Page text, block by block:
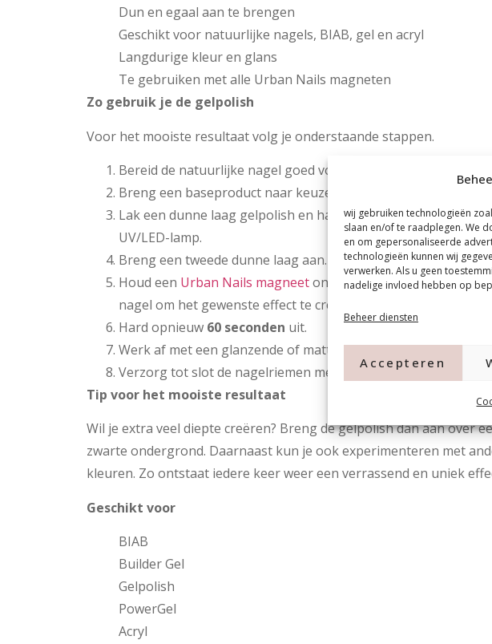
wij gebruiken technologieën
slaan en/of te raadplegen. We
en om gepersonaliseerde
technologieën kunnen wij
verwerken. Als u geen
nadelige invloed hebben op
Beheer diensten
Accepteren
Dun en egaal aan te brengen
Geschikt voor natuurlijke nagels, BIAB, gel en acryl
Langdurige kleur en glans
Te gebruiken met alle Urban Nails magneten
Zo gebruik je de gelpolish
Voor het mooiste resultaat volg je onderstaande stappen.
Bereid de natuurlijke nagel goed voor.
Breng een baseproduct naar keuze aan.
Lak een dunne laag gelpolish en hard deze60 secondenuit in
UV/LED-lamp.
Breng een tweede dunne laag aan.
Houd een Urban Nails magneetongeveer2 millimeter
nagel om het gewenste effect te creëren.
Hard opnieuw 60 seconden uit.
Werk af met een glanzende of matte topcoat.
Verzorg tot slot de nagelriemen met nagelolie.
Tip voor het mooiste resultaat
Wil je extra veel diepte creëren? Breng de gelpolish dan aan over
zwarte ondergrond. Daarnaast kun je ook experimenteren met
kleuren. Zo ontstaat iedere keer weer een verrassend en uniek
Geschikt voor
BIAB
Builder Gel
Gelpolish
PowerGel
Acryl